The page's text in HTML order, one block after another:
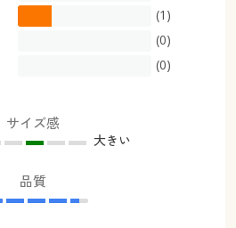
(1)
(0)
(0)
サイズ感
大きい
品質